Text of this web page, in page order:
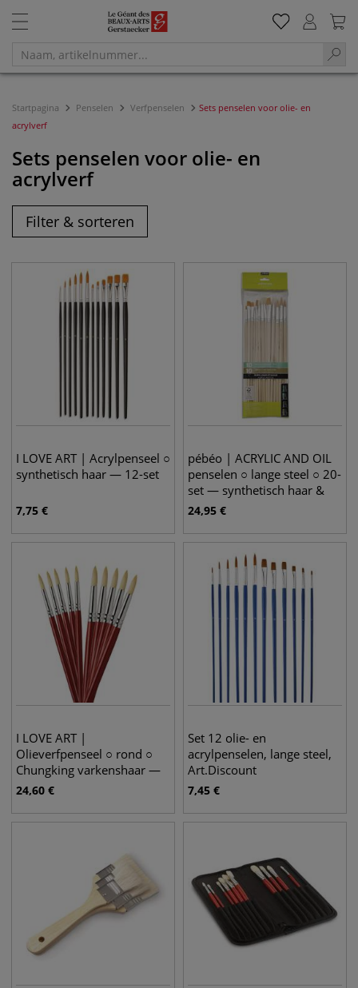
Startpagina Penselen Verfpenselen
Sets penselen voor olie- en
acrylverf
Sets penselen voor olie- en
acrylverf
Filter & sorteren
I LOVE ART | Acrylpenseel ○
synthetisch haar — 12-set
7,75 €
pébéo | ACRYLIC AND OIL
penselen ○ lange steel ○ 20-
set — synthetisch haar &
varkenshaar
24,95 €
I LOVE ART |
Olieverfpenseel ○ rond ○
Chungking varkenshaar —
5 + 5-set
24,60 €
Set 12 olie- en
acrylpenselen, lange steel,
Art.Discount
7,45 €